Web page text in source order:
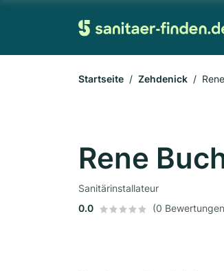
Startseite Zehdenick
Rene
Sanitärinstallateur
0.0
(0